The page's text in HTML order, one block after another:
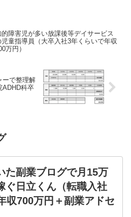
的障害児が多い放課後等デイサービス
児童指導員（大卒入社3年くらいで年収
万円）
ーで整理解
ADHD科卒
た副業ブログで月15万
ぐ日立くん（転職入社
収700万円＋副業アドセ